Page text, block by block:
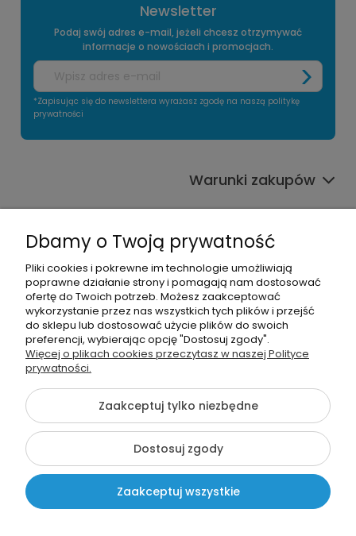
Newsletter
Podaj swój adres e-mail, jeżeli chcesz otrzymywać
informacje o nowościach i promocjach.
*Zapisując się do newslettera wyrażasz zgodę na naszą politykę
prywatności
Warunki zakupów
Informacje o sklepie
Moje konto
Pomoc
666963293
info@szkolnenaklejki.pl
©2026 Wszelkie Prawa Zastrzeżone | SzkolneNaklejki.pl
Dbamy o Twoją prywatność
Pliki cookies i pokrewne im technologie umożliwiają
poprawne działanie strony i pomagają nam dostosować
ofertę do Twoich potrzeb. Możesz zaakceptować
wykorzystanie przez nas wszystkich tych plików i przejść
do sklepu lub dostosować użycie plików do swoich
preferencji, wybierając opcję "Dostosuj zgody".
Więcej o plikach cookies przeczytasz w naszej Polityce
prywatności.
Zaakceptuj tylko niezbędne
Dostosuj zgody
Zaakceptuj wszystkie